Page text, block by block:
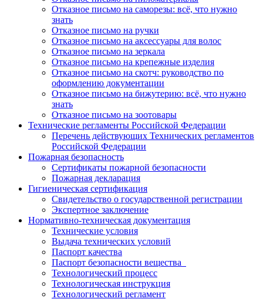
Отказное письмо на саморезы: всё, что нужно
знать
Отказное письмо на ручки
Отказное письмо на аксессуары для волос
Отказное письмо на зеркала
Отказное письмо на крепежные изделия
Отказное письмо на скотч: руководство по
оформлению документации
Отказное письмо на бижутерию: всё, что нужно
знать
Отказное письмо на зоотовары
Технические регламенты Российской Федерации
Перечень действующих Технических регламентов
Российской Федерации
Пожарная безопасность
Сертификаты пожарной безопасности
Пожарная декларация
Гигиеническая сертификация
Свидетельство о государственной регистрации
Экспертное заключение
Нормативно-техническая документация
Технические условия
Выдача технических условий
Паспорт качества
Паспорт безопасности вещества
Технологический процесс
Технологическая инструкция
Технологический регламент